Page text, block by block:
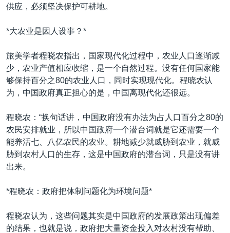
供应，必须坚决保护可耕地。
*大农业是因人设事？*
旅美学者程晓农指出，国家现代化过程中，农业人口逐渐减
少，农业产值相应收缩，是一个自然过程。没有任何国家能
够保持百分之80的农业人口，同时实现现代化。程晓农认
为，中国政府真正担心的是，中国离现代化还很远。
程晓农：“换句话讲，中国政府没有办法为占人口百分之80的
农民安排就业，所以中国政府一个潜台词就是它还需要一个
能养活七、八亿农民的农业。耕地减少就威胁到农业，就威
胁到农村人口的生存，这是中国政府的潜台词，只是没有讲
出来。
*程晓农：政府把体制问题化为环境问题*
程晓农认为，这些问题其实是中国政府的发展政策出现偏差
的结果，也就是说，政府把大量资金投入对农村没有帮助、